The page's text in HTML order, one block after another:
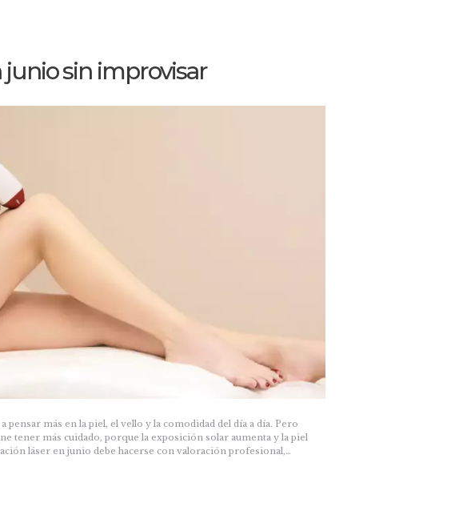
junio sin improvisar
pensar más en la piel, el vello y la comodidad del día a día. Pero
tener más cuidado, porque la exposición solar aumenta y la piel
láser en junio debe hacerse con valoración profesional,…